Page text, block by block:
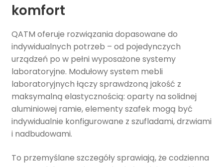
komfort
QATM oferuje rozwiązania dopasowane do
indywidualnych potrzeb – od pojedynczych
urządzeń po w pełni wyposażone systemy
laboratoryjne. Modułowy system mebli
laboratoryjnych łączy sprawdzoną jakość z
maksymalną elastycznością: oparty na solidnej
aluminiowej ramie, elementy szafek mogą być
indywidualnie konfigurowane z szufladami, drzwiami
i nadbudowami.
To przemyślane szczegóły sprawiają, że codzienna